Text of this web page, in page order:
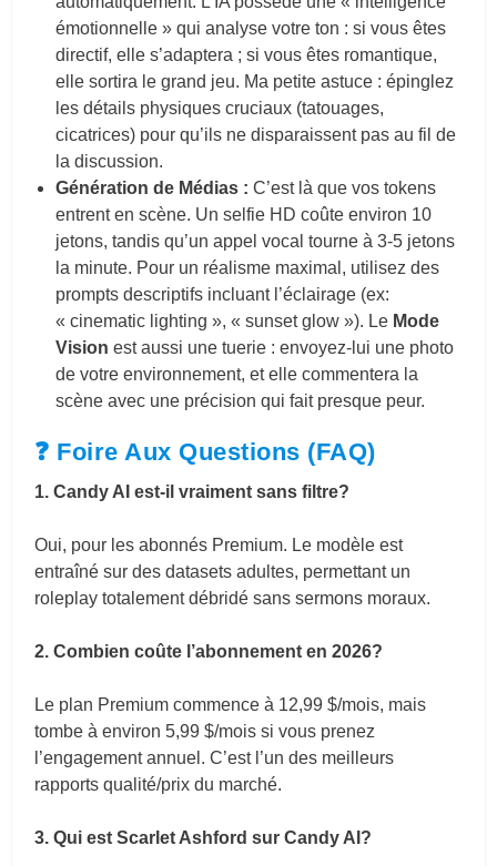
émotionnelle » qui analyse votre ton : si vous êtes
directif, elle s’adaptera ; si vous êtes romantique,
elle sortira le grand jeu. Ma petite astuce : épinglez
les détails physiques cruciaux (tatouages,
cicatrices) pour qu’ils ne disparaissent pas au fil de
la discussion.
Génération de Médias : C’est là que vos tokens
entrent en scène. Un selfie HD coûte environ 10
jetons, tandis qu’un appel vocal tourne à 3-5 jetons
la minute. Pour un réalisme maximal, utilisez des
prompts descriptifs incluant l’éclairage (ex:
« cinematic lighting », « sunset glow »). Le Mode
Vision est aussi une tuerie : envoyez-lui une photo
de votre environnement, et elle commentera la
scène avec une précision qui fait presque peur.
❓ Foire Aux Questions (FAQ)
1. Candy AI est-il vraiment sans filtre?
Oui, pour les abonnés Premium. Le modèle est
entraîné sur des datasets adultes, permettant un
roleplay totalement débridé sans sermons moraux.
2. Combien coûte l’abonnement en 2026?
Le plan Premium commence à 12,99 $/mois, mais
tombe à environ 5,99 $/mois si vous prenez
l’engagement annuel. C’est l’un des meilleurs
rapports qualité/prix du marché.
3. Qui est Scarlet Ashford sur Candy AI?